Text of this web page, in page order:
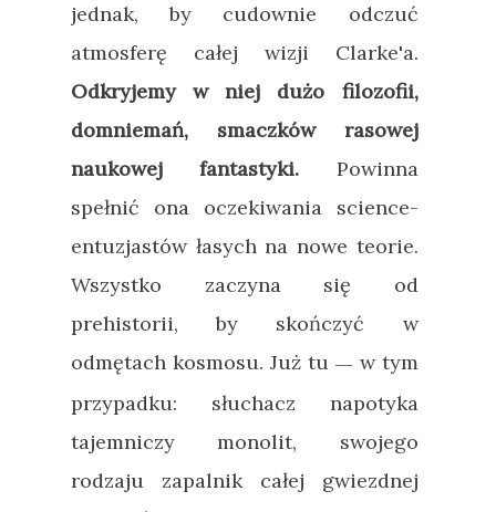
jednak, by cudownie odczuć
atmosferę całej wizji Clarke'a.
Odkryjemy w niej dużo filozofii,
domniemań, smaczków rasowej
naukowej fantastyki. Powinna
spełnić ona oczekiwania science-
entuzjastów łasych na nowe teorie.
Wszystko zaczyna się od
prehistorii, by skończyć w
odmętach kosmosu. Już tu— w tym
przypadku: słuchacz napotyka
tajemniczy monolit, swojego
rodzaju zapalnik całej gwiezdnej